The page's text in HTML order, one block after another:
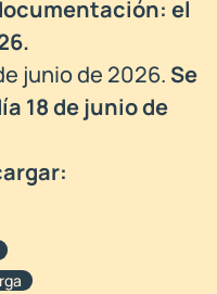
el
junio de 2026. Se
18 de junio de